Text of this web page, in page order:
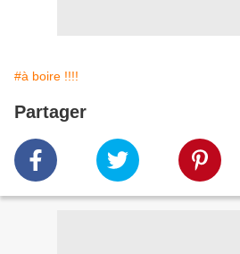
#à boire !!!!
Partager